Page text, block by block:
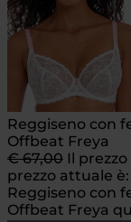
Reggiseno con
Offbeat Freya
€67,00 Il
prezzo attuale
Reggiseno con
Offbeat Freya